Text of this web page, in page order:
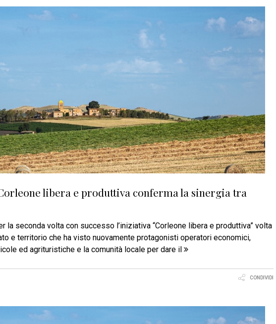
libera e produttiva conferma la sinergia tra
la seconda volta con successo l’iniziativa “Corleone libera e produttiva” volta
e territorio che ha visto nuovamente protagonisti operatori economici,
ed agrituristiche e la comunità locale per dare il
CONDIVIDI